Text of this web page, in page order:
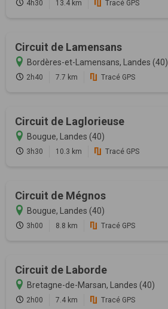
4h30 13.4 km Tracé GPS
Circuit de Lamensans
Bordères-et-Lamensans, Landes (40)
2h40 7.7 km Tracé GPS
Circuit de Laglorieuse
Bougue, Landes (40)
3h30 10.3 km Tracé GPS
Circuit de Mégnos
Bougue, Landes (40)
3h00 8.8 km Tracé GPS
Circuit de Laborde
Bretagne-de-Marsan, Landes (40)
2h00 7.4 km Tracé GPS